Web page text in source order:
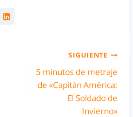
SIGUIENTE
5 minutos de metraje
de «Capitán América:
El Soldado de
Invierno»